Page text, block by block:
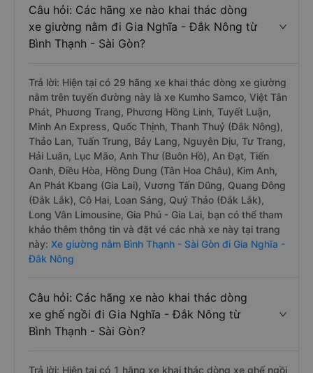
Câu hỏi: Các hãng xe nào khai thác dòng
xe giường nằm đi Gia Nghĩa - Đắk Nông từ
Bình Thạnh - Sài Gòn?
Trả lời: Hiện tại có 29 hãng xe khai thác dòng xe giường
nằm trên tuyến đường này là xe Kumho Samco, Việt Tân
Phát, Phương Trang, Phương Hồng Linh, Tuyết Luận,
Minh An Express, Quốc Thịnh, Thanh Thuỷ (Đắk Nông),
Thảo Lan, Tuấn Trung, Bảy Lang, Nguyên Dịu, Tư Trang,
Hải Luân, Lục Mão, Anh Thư (Buôn Hồ), An Đạt, Tiến
Oanh, Điều Hòa, Hồng Dung (Tân Hoa Châu), Kim Anh,
An Phát Kbang (Gia Lai), Vương Tấn Dũng, Quang Đông
(Đắk Lắk), Cô Hai, Loan Sáng, Quý Thảo (Đắk Lắk),
Long Vân Limousine, Gia Phú - Gia Lai, bạn có thể tham
khảo thêm thông tin và đặt vé các nhà xe này tại trang
này: Xe giường nằm Bình Thạnh - Sài Gòn đi Gia Nghĩa -
Đắk Nông
Câu hỏi: Các hãng xe nào khai thác dòng
xe ghế ngồi đi Gia Nghĩa - Đắk Nông từ
Bình Thạnh - Sài Gòn?
Trả lời: Hiện tại có 1 hãng xe khai thác dòng xe ghế ngồi